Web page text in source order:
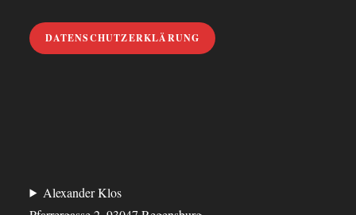
DATENSCHUTZERKLÄRUNG
Alexander Klos